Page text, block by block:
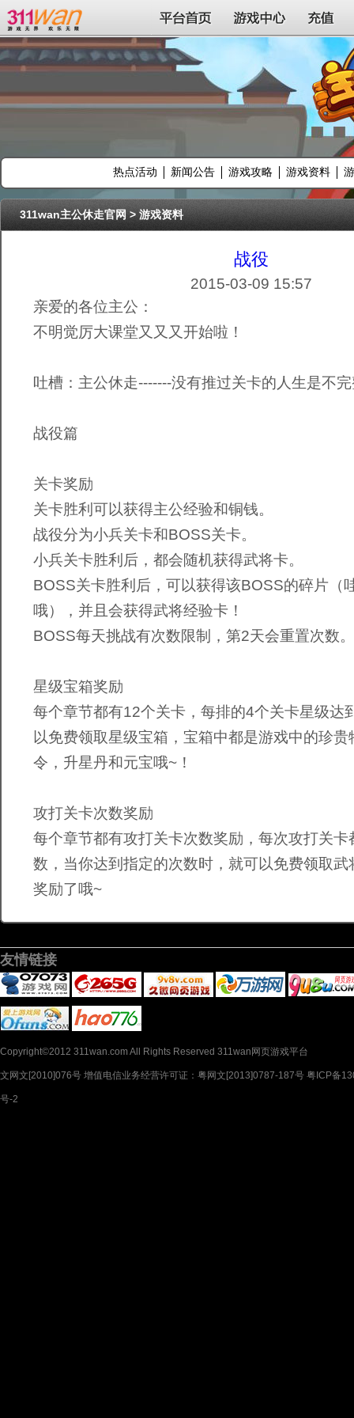
311wan平台 平台首页 游戏中心 充值
热点活动 新闻公告 游戏攻略 游戏资料
311wan主公休走官网>游戏资料
战役
2015-03-09 15:57
亲爱的各位主公：
不明觉厉大课堂又又又开始啦！
吐槽：主公休走-------没有推过关卡的人生是不
战役篇
关卡奖励
关卡胜利可以获得主公经验和铜钱。
战役分为小兵关卡和BOSS关卡。
小兵关卡胜利后，都会随机获得武将卡。
BOSS关卡胜利后，可以获得该BOSS的碎片（
哦），并且会获得武将经验卡！
BOSS每天挑战有次数限制，第2天会重置次数。
星级宝箱奖励
每个章节都有12个关卡，每排的4个关卡星级达
以免费领取星级宝箱，宝箱中都是游戏中的珍
令，升星丹和元宝哦~！
攻打关卡次数奖励
每个章节都有攻打关卡次数奖励，每次攻打关卡
数，当你达到指定的次数时，就可以免费领取武
奖励了哦~
友情链接
Copyright©2012 311wan.com All Rights Reserved 311wan网页游戏平台
文网文[2010]076号 增值电信业务经营许可证：粤网文[2013]0787-187号 粤ICP备
号-2